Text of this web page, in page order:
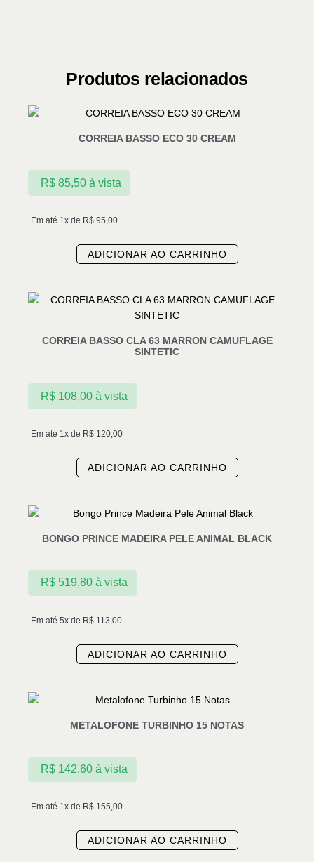
Produtos relacionados
CORREIA BASSO ECO 30 CREAM
Em até 1x de R$ 95,00
R$85,50 à vista
ADICIONAR AO CARRINHO
CORREIA BASSO CLA 63 MARRON CAMUFLAGE
SINTETIC
Em até 1x de R$ 120,00
R$108,00 à vista
ADICIONAR AO CARRINHO
BONGO PRINCE MADEIRA PELE ANIMAL BLACK
Em até 5x de R$ 113,00
R$519,80 à vista
ADICIONAR AO CARRINHO
METALOFONE TURBINHO 15 NOTAS
Em até 1x de R$ 155,00
R$142,60 à vista
ADICIONAR AO CARRINHO